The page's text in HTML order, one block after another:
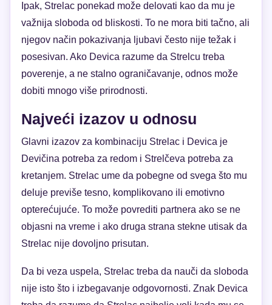
Ipak, Strelac ponekad može delovati kao da mu je
važnija sloboda od bliskosti. To ne mora biti tačno, ali
njegov način pokazivanja ljubavi često nije težak i
posesivan. Ako Devica razume da Strelcu treba
poverenje, a ne stalno ograničavanje, odnos može
dobiti mnogo više prirodnosti.
Najveći izazov u odnosu
Glavni izazov za kombinaciju Strelac i Devica je
Devičina potreba za redom i Strelčeva potreba za
kretanjem. Strelac ume da pobegne od svega što mu
deluje previše tesno, komplikovano ili emotivno
opterećujuće. To može povrediti partnera ako se ne
objasni na vreme i ako druga strana stekne utisak da
Strelac nije dovoljno prisutan.
Da bi veza uspela, Strelac treba da nauči da sloboda
nije isto što i izbegavanje odgovornosti. Znak Devica